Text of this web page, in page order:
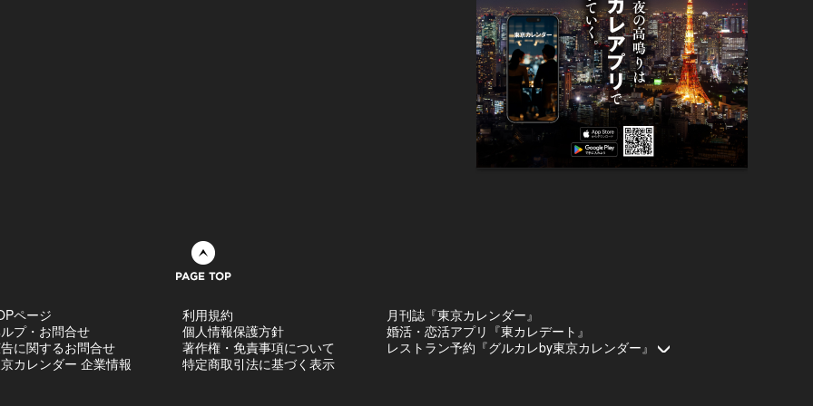
ページ
プ・お問合せ
に関するお問合せ
カレンダー 企業情報
利用規約
個人情報保護方針
著作権・免責事項について
特定商取引法に基づく表示
月刊誌『東京カレンダー』
婚活・恋活アプリ『東カレデート』
レストラン予約『グルカレby東京カレンダー』